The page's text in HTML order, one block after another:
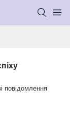
повідомлення